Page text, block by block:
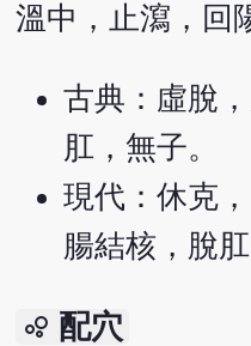
溫中，止瀉，回
古典：虛脫
肛，無子。
現代：休克
腸結核，脫
bubble_chart 配穴